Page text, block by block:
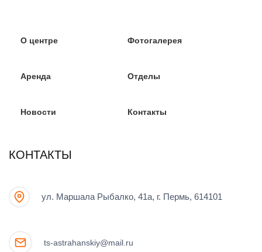
О центре Фотогалерея
Аренда Отделы
Новости Контакты
КОНТАКТЫ
ул. Маршала Рыбалко, 41а, г. Пермь, 614101
ts-astrahanskiy@mail.ru